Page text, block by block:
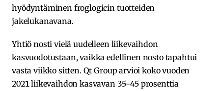
hyödyntäminen froglogicin tuotteiden
jakelukanavana.
Yhtiö nosti vielä uudelleen liikevaihdon
kasvuodotustaan, vaikka edellinen nosto tapahtui
vasta viikko sitten. Qt Group arvioi koko vuoden
2021 liikevaihdon kasvavan 35-45 prosenttia